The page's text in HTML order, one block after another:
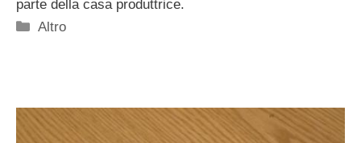
parte della casa produttrice.
Categorie
Altro